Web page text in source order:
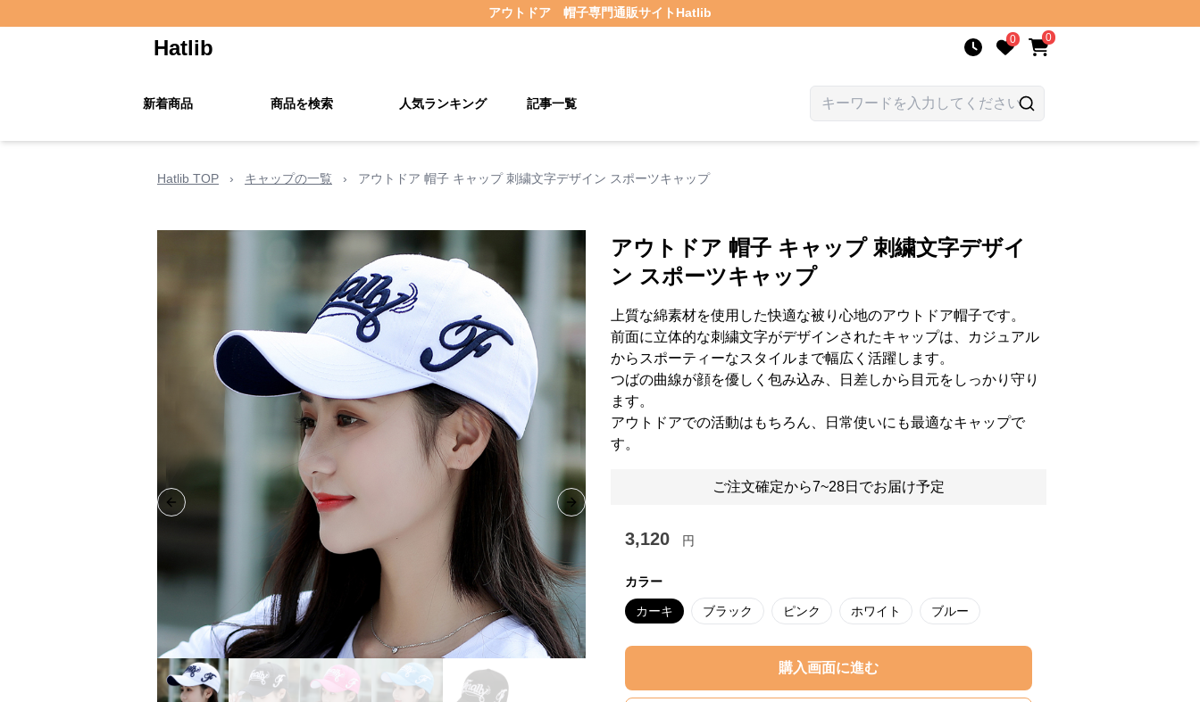
アウトドア 帽子専門通販サイト Hatlib
Hatlib 0 0
新着商品 商品を検索 人気ランキング 記事一覧
Hatlib TOP › キャップの一覧 › アウトドア 帽子 キャップ 刺繍文字デザイン スポーツキャップ
Previous slide Next slide
アウトドア 帽子 キャップ 刺繍文字デザイ
ン スポーツキャップ
上質な綿素材を使用した快適な被り心地のアウトドア帽子です。
前面に立体的な刺繍文字がデザインされたキャップは、カジュアル
からスポーティーなスタイルまで幅広く活躍します。
つばの曲線が顔を優しく包み込み、日差しから目元をしっかり守り
ます。
アウトドアでの活動はもちろん、日常使いにも最適なキャップで
す。
ご注文確定から7~28日でお届け予定
3,120 円
カラー
カーキ ブラック ピンク ホワイト ブルー
購入画面に進む